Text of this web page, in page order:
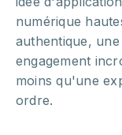
numérique
authentique,
engagement
moins qu'une
ordre.